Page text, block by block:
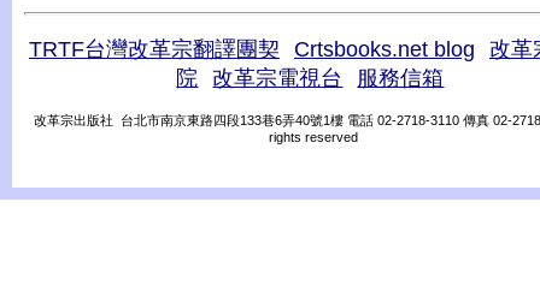
TRTF台灣改革宗翻譯團契 Crtsbooks.net blog
改革
院
改革宗電視台 服務信箱
改革宗出版社 台北市南京東路四段133巷6弄40號1樓 電話 02-2718-3110 傳真 02-
rights reserved